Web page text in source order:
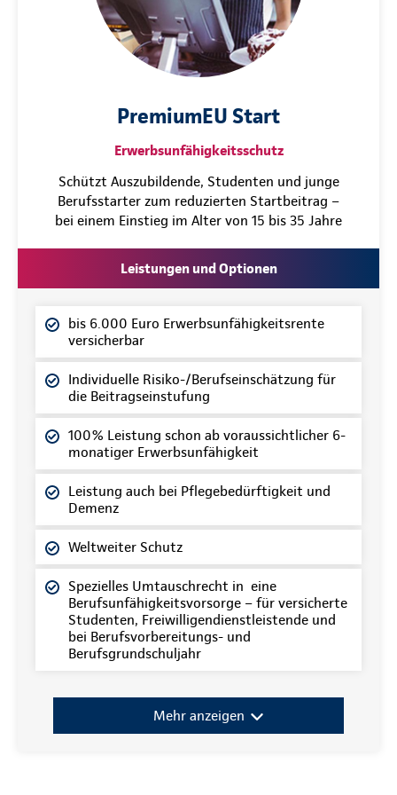
PremiumEU Start
Erwerbsunfähigkeitsschutz
Schützt Auszubildende, Studenten und junge
Berufsstarter zum reduzierten Startbeitrag –
bei einem Einstieg im Alter von 15 bis 35 Jahre
Leistungen und Optionen
bis 6.000 Euro Erwerbsunfähigkeitsrente
versicherbar
Individuelle Risiko-/Berufseinschätzung für
die Beitragseinstufung
100% Leistung schon ab voraussichtlicher 6-
monatiger Erwerbsunfähigkeit
Leistung auch bei Pflegebedürftigkeit und
Demenz
Weltweiter Schutz
Spezielles Umtauschrecht in eine
Berufsunfähigkeitsvorsorge – für versicherte
Studenten, Freiwilligendienstleistende und
bei Berufsvorbereitungs- und
Berufsgrundschuljahr
Mehr anzeigen